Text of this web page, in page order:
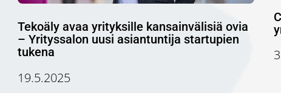
Tekoäly avaa yrityksille kansainvälisiä ovia
– Yrityssalon uusi asiantuntija startupien
tukena
19.5.2025